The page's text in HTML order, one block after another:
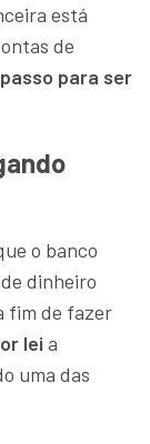
está
de
para ser
o banco
dinheiro
fim de fazer
lei a
uma das